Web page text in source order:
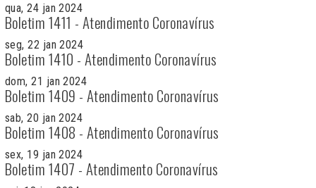
qua, 24 jan 2024
Boletim 1411 - Atendimento Coronavírus
seg, 22 jan 2024
Boletim 1410 - Atendimento Coronavírus
dom, 21 jan 2024
Boletim 1409 - Atendimento Coronavírus
sab, 20 jan 2024
Boletim 1408 - Atendimento Coronavírus
sex, 19 jan 2024
Boletim 1407 - Atendimento Coronavírus